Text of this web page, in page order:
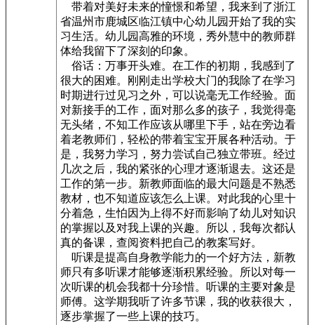
带着对美好未来的憧憬和希望，我来到了浙江
省温州市鹿城区临江镇中心幼儿园开始了我的实
习生活。幼儿园高雅的环境，秀外慧中的教师群
体给我留下了深刻的印象。
俗话：万事开头难。在工作的初期，我感到了
很大的困难。刚刚走出学校大门的我除了在学习
时期进行过见习之外，可以说毫无工作经验。面
对新接手的工作，面对那么多的孩子，我觉得毫
无头绪，不知工作应该从哪里下手，站在旁边看
着老教师们，轻松的带着宝宝开展各种活动。于
是，我努力学习，努力尝试自己独立带班。经过
几次之后，我的紧张的心理才逐渐退去。这还是
工作的第一步。新教师面临的最大问题是不熟悉
教材，也不知道应该怎么上课。对此我的心里十
分着急，生怕因为上得不好而影响了幼儿对知识
的掌握以及对我上课的兴趣。所以，我每次都认
真的备课，查阅资料把自己的教案写好。
听课是提高自身教学能力的一个好方法，新教
师只有多听课才能够逐渐积累经验。所以对每一
次听课的机会我都十分珍惜。听课的主要对象是
师傅。这学期我听了许多节课，我的收获很大，
逐步掌握了一些上课的技巧。